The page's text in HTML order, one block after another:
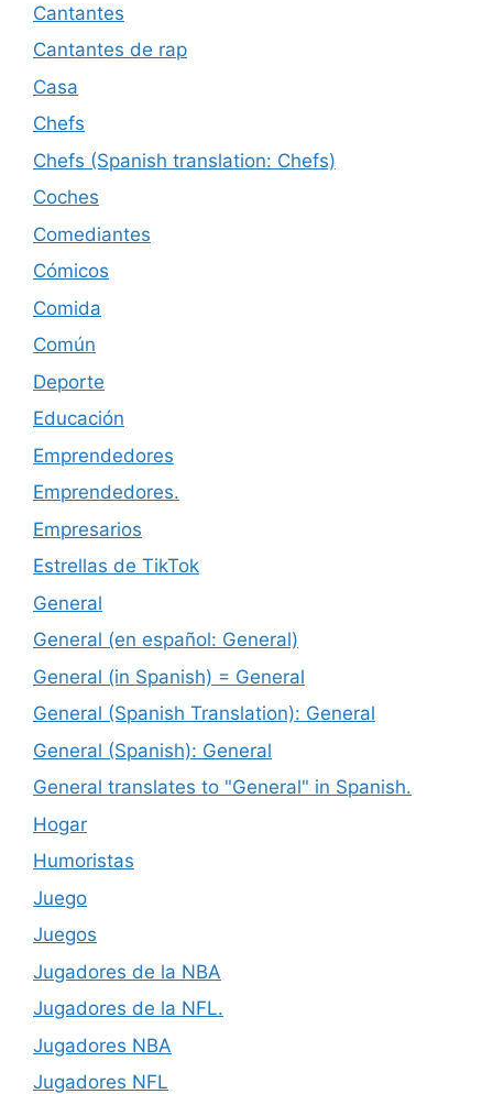
Cantantes
Cantantes de rap
Casa
Chefs
Chefs (Spanish translation: Chefs)
Coches
Comediantes
Cómicos
Comida
Común
Deporte
Educación
Emprendedores
Emprendedores.
Empresarios
Estrellas de TikTok
General
General (en español: General)
General (in Spanish) = General
General (Spanish Translation): General
General (Spanish): General
General translates to "General" in Spanish.
Hogar
Humoristas
Juego
Juegos
Jugadores de la NBA
Jugadores de la NFL.
Jugadores NBA
Jugadores NFL